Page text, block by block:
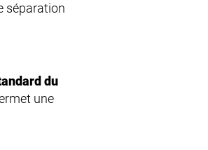
séparation
du
une